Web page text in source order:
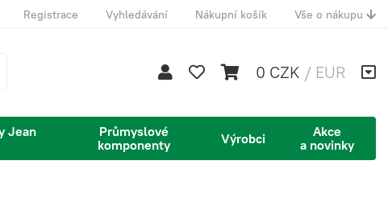
Registrace Vyhledávání Nákupní košík Vše o nákupu
0 CZK / EUR
Jean
Průmyslové
komponenty
Výrobci
Akce
a novinky